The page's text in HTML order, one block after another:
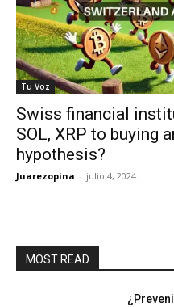
Tu Voz
Swiss financial
SOL, XRP to buying
hypothesis?
Juarezopina - julio 4, 2024
MOST READ